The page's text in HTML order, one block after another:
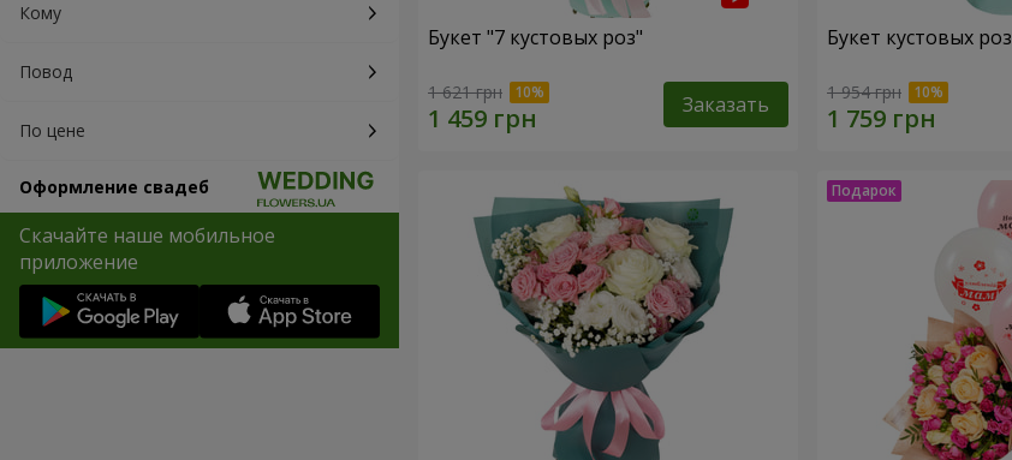
Кому
Повод
По цене
Оформление свадеб
Скачайте наше мобильное
приложение
Букет "7 кустовых роз"
1 621 грн Заказать
Букет кустовых роз
1 954 грн